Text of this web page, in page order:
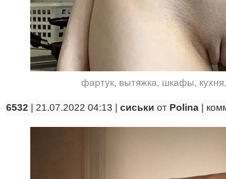
фартук, вытяжка, шкафы, кухня
6532 | 21.07.2022 04:13 | сиськи от Polina